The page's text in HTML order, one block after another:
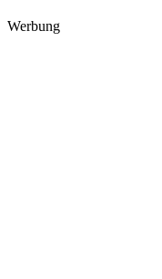
Werbung